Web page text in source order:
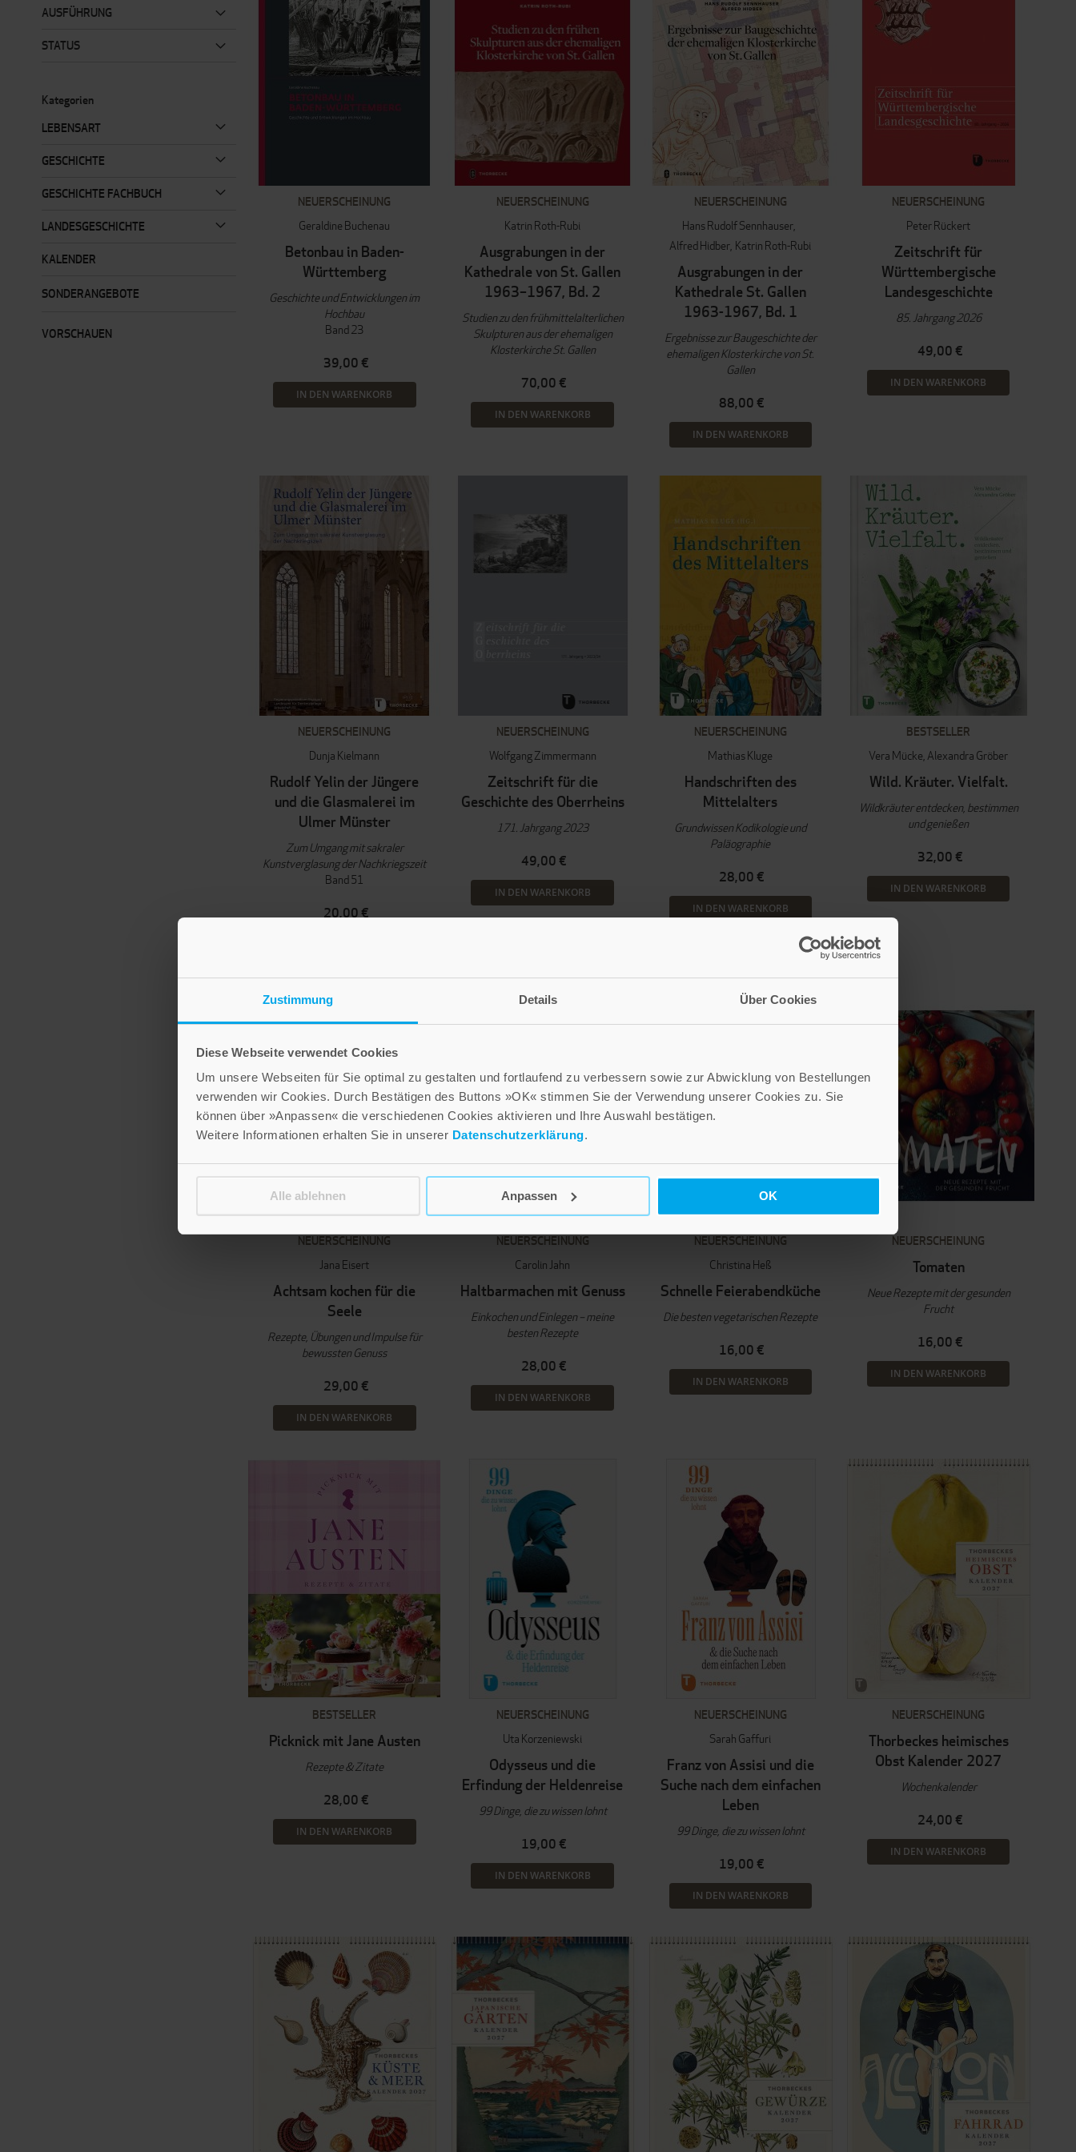
Zustimmung Details Über Cookies
Diese Webseite verwendet Cookies
Um unsere Webseiten für Sie optimal zu gestalten und fortlaufend zu verbessern sowie zur Abwicklung von Bestellungen
verwenden wir Cookies. Durch Bestätigen des Buttons »OK« stimmen Sie der Verwendung unserer Cookies zu. Sie
können über »Anpassen« die verschiedenen Cookies aktivieren und Ihre Auswahl bestätigen.
Weitere Informationen erhalten Sie in unserer Datenschutzerklärung.
Alle ablehnen Anpassen OK
NEUERSCHEINUNG
Geraldine Buchenau
Betonbau in Baden-
Württemberg
Geschichte und Entwicklungen im
Hochbau
Band 23
39,00 €
IN DEN WARENKORB
NEUERSCHEINUNG
Katrin Roth-Rubi
Ausgrabungen in der
Kathedrale von St. Gallen
1963–1967, Bd. 2
Studien zu den frühmittelalterlichen
Skulpturen aus der ehemaligen
Klosterkirche St. Gallen
70,00 €
IN DEN WARENKORB
NEUERSCHEINUNG
Hans Rudolf Sennhauser
Alfred Hidber Katrin Roth-Rubi
Ausgrabungen in der
Kathedrale St. Gallen
1963-1967, Bd. 1
Ergebnisse zur Baugeschichte der
ehemaligen Klosterkirche von St.
Gallen
88,00 €
IN DEN WARENKORB
NEUERSCHEINUNG
Peter Rückert
Zeitschrift für
Württembergische
Landesgeschichte
85. Jahrgang 2026
49,00 €
IN DEN WARENKORB
NEUERSCHEINUNG
Dunja Kielmann
Rudolf Yelin der Jüngere
und die Glasmalerei im
Ulmer Münster
Zum Umgang mit sakraler
Kunstverglasung der Nachkriegszeit
Band 51
20,00 €
NEUERSCHEINUNG
Wolfgang Zimmermann
Zeitschrift für die
Geschichte des Oberrheins
171. Jahrgang 2023
49,00 €
IN DEN WARENKORB
NEUERSCHEINUNG
Mathias Kluge
Handschriften des
Mittelalters
Grundwissen Kodikologie und
Paläographie
28,00 €
IN DEN WARENKORB
BESTSELLER
Vera Mücke Alexandra Gröber
Wild. Kräuter. Vielfalt.
Wildkräuter entdecken, bestimmen
und genießen
32,00 €
IN DEN WARENKORB
NEUERSCHEINUNG
Jana Eisert
Achtsam kochen für die
Seele
Rezepte, Übungen und Impulse für
bewussten Genuss
29,00 €
IN DEN WARENKORB
NEUERSCHEINUNG
Carolin Jahn
Haltbarmachen mit Genuss
Einkochen und Einlegen – meine
besten Rezepte
28,00 €
IN DEN WARENKORB
NEUERSCHEINUNG
Christina Heß
Schnelle Feierabendküche
Die besten vegetarischen Rezepte
16,00 €
IN DEN WARENKORB
NEUERSCHEINUNG
Tomaten
Neue Rezepte mit der gesunden
Frucht
16,00 €
IN DEN WARENKORB
BESTSELLER
Picknick mit Jane Austen
Rezepte & Zitate
28,00 €
IN DEN WARENKORB
NEUERSCHEINUNG
Uta Korzeniewski
Odysseus und die
Erfindung der Heldenreise
99 Dinge, die zu wissen lohnt
19,00 €
IN DEN WARENKORB
NEUERSCHEINUNG
Sarah Gaffuri
Franz von Assisi und die
Suche nach dem einfachen
Leben
99 Dinge, die zu wissen lohnt
19,00 €
IN DEN WARENKORB
NEUERSCHEINUNG
Thorbeckes heimisches
Obst Kalender 2027
Wochenkalender
24,00 €
IN DEN WARENKORB
AUSFÜHRUNG
STATUS
Kategorien
LEBENSART
GESCHICHTE
GESCHICHTE FACHBUCH
LANDESGESCHICHTE
KALENDER
SONDERANGEBOTE
VORSCHAUEN